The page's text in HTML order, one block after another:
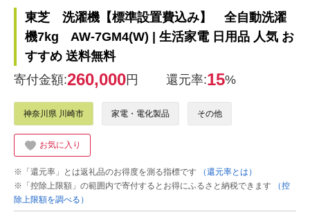
東芝 洗濯機【標準設置費込み】 全自動洗濯
機7kg AW-7GM4(W) | 生活家電 日用品 人気 お
すすめ 送料無料
寄付金額:260,000円 還元率:15%
神奈川県 川崎市 家電・電化製品 その他
お気に入り
※「還元率」とは返礼品のお得度を測る指標です
（還元率とは）
※「控除上限額」の範囲内で寄付するとお得にふるさと納税できます
（控
除上限額を調べる）